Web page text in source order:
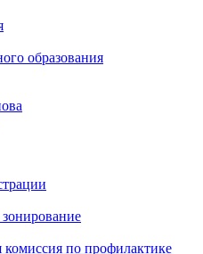
образования
зонирование
по профилактике